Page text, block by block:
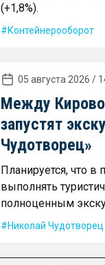
(+1,8%).
Контейнерооборот
05 августа 2026 /
Между
запустят
Чудотворец»
Планируется, что в
выполнять
полноценным
Николай Чудотворец